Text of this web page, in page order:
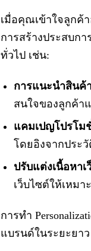
เมื่อคุณเข้าใจลูกค้
การสร้างประสบกา
ทั่วไป เช่น:
การแนะนำสินค้
สนใจของลูกค้า
แคมเปญโปรโม
โดยอิงจากประ
ปรับแต่งเนื้อหา
เว็บไซต์ให้เหม
การทำ
แบรนด์ในระยะยาว